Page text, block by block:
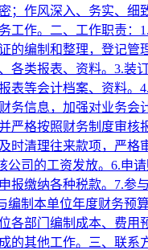
；作风深入、务实、细
工作。二、工作职责：
的编制和整理，登记管
各类报表、资料。3.装
表等会计档案、资料。
务信息，加强对业务会
严格按照财务制度审核
时清理往来款项，严格
公司的工资发放。6.申
报缴纳各种税款。7.参
编制本单位年度财务预
各部门编制成本、费用
的其他工作。三、联系